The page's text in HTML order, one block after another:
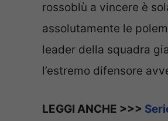
rossoblù a vincere è
assolutamente le
leader della squadra
l’estremo difensore
LEGGI ANCHE >>>